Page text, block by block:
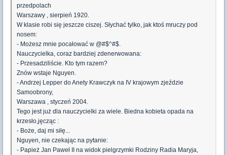
przedpolach
Warszawy , sierpień 1920.
W klasie robi się jeszcze ciszej. Słychać tylko, jak ktoś mruczy pod
nosem:
- Możesz mnie pocałować w @#$^#$.
Nauczycielka, coraz bardziej zdenerwowana:
- Przesadziliście. Kto tym razem?
Znów wstaje Nguyen.
- Andrzej Lepper do Anety Krawczyk na IV krajowym zjeździe
Samoobrony,
Warszawa , styczeń 2004.
Tego jest już dla nauczycielki za wiele. Biedna kobieta opada na
krzesło,jęcząc :
- Boże, daj mi siłę...
Nguyen, nie czekając na pytanie:
- Papież Jan Paweł II na widok pielgrzymki Rodziny Radia Maryja,